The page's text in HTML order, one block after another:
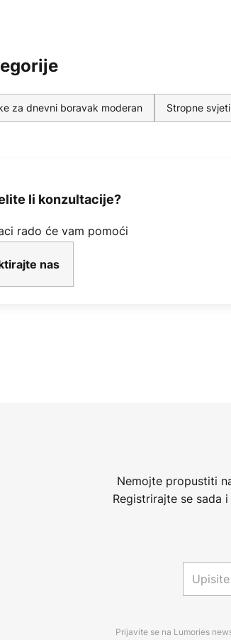
za dnevni boravak moderan Stropne
li konzultacije?
rado će vam pomoći
nas
Nemojte propustiti
Registrirajte se sada
Prijavite se na Lumories